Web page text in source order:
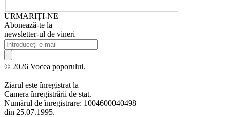
URMARIȚI-NE
Abonează-te la
newsletter-ul de vineri
© 2026 Vocea poporului.
Ziarul este înregistrat la
Camera înregistrării de stat.
Numărul de înregistrare: 1004600040498
din 25.07.1995.